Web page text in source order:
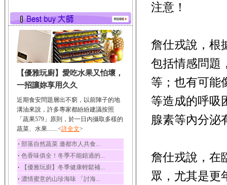
有蛋白質、脂肪、磷...
鮪魚
鮪魚肚肉中的不飽和脂
肪酸內富含EPA和DH...
韭菜
韭菜所含的膳食纖維能
幫助消化與通便；揮...
冬瓜
冬瓜營養價值高，鈉含
量極低是水腫病人的...
豆豉
豆豉裡頭含有營養的蛋
白質、脂肪、鈣、磷...
榛果
榛果裡所含的營養素有
蛋白質、脂肪、醣類...
【優雅玩廚】愛吃水果又怕壞，
一招讓妳享用久久
近期食安問題層出不窮，以前陣子的地
溝油來說，許多專家都紛紛建議按照
「蔬果579」原則，於一日內攝取多樣的
蔬菜、水果.......<詳全文>
‧ 部落自然蔬菜 邀都市人共食...
‧ 色香味俱全！冬季不能錯過的...
‧ 【優雅玩廚】冬季健康輕鬆補...
‧ 濃情蜜意的山珍海味 「討海...
注意！
詹仕戎說，根
包括情感問題
等；也有可能
等造成的呼吸
腺素等內分泌
詹仕戎說，在
眾，尤其是更